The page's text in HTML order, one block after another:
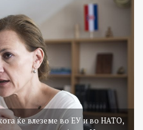
ќе влеземе во ЕУ и во НАТО,